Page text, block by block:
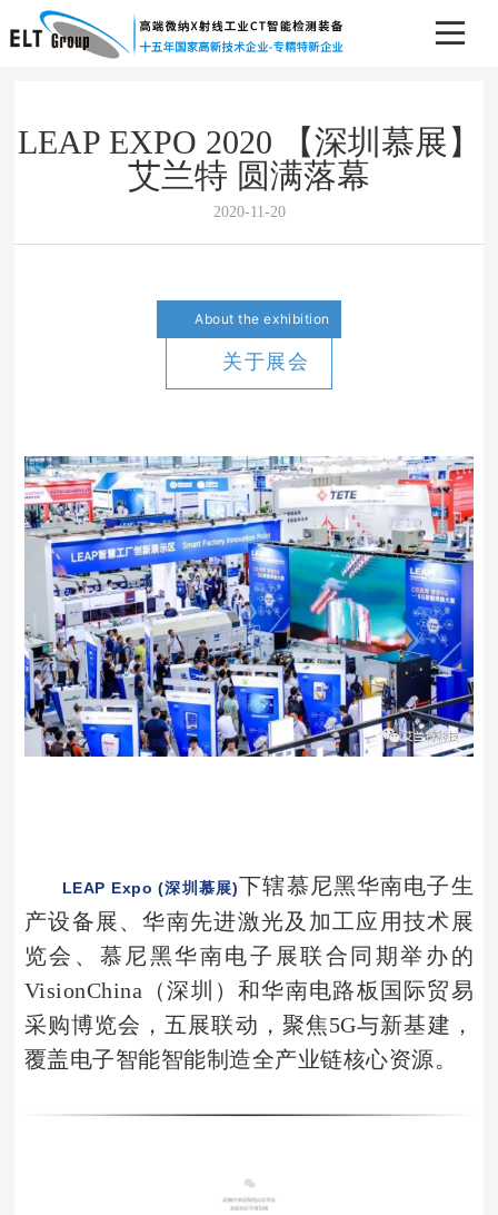
LEAP EXPO 2020 【深圳慕展】
艾兰特 圆满落幕
2020-11-20
About the exhibition
关于展会
LEAP Expo (深圳慕展)下辖慕尼黑华南电子生
产设备展、华南先进激光及加工应用技术展
览会、慕尼黑华南电子展联合同期举办的
VisionChina（深圳）和华南电路板国际贸易
采购博览会，五展联动，聚焦5G与新基建，
覆盖电子智能智能制造全产业链核心资源。